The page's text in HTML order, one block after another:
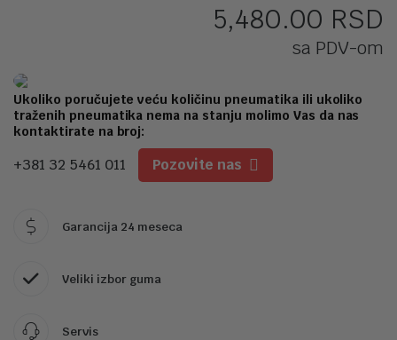
5,480.00 RSD
sa PDV-om
Ukoliko poručujete veću količinu pneumatika ili ukoliko
traženih pneumatika nema na stanju molimo Vas da nas
kontaktirate na broj:
+381 32 5461 011 Pozovite nas
Garancija 24 meseca
Veliki izbor guma
Servis